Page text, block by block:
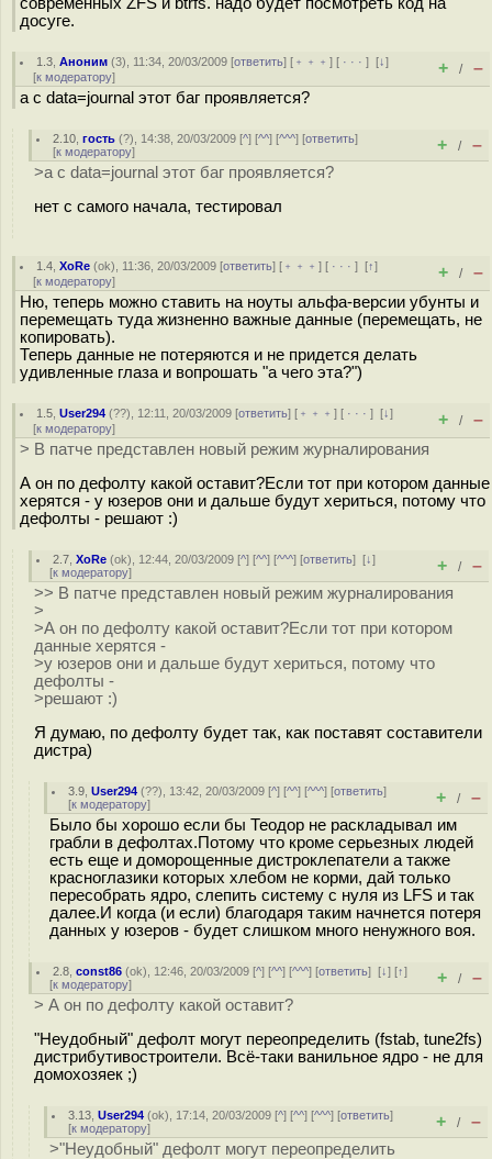
досуге.
1.3 ,Аноним (3), 11:34, 20/03/2009 [ответить] [ ﹢﹢﹢] [ · · ·][↓]
[к модератору] + / –
а с data=journal этот баг проявляется?
2.10 ,гость (?), 14:38, 20/03/2009 [^] [^^] [^^^] [ответить]
[к модератору] + / –
>а с data=journal этот баг проявляется?
нет с самого начала, тестировал
1.4 ,XoRe (ok), 11:36, 20/03/2009 [ответить] [ ﹢﹢﹢] [ · · ·][↑]
[к модератору] + / –
Ню, теперь можно ставить на ноуты альфа-версии убунты и
перемещать туда жизненно важные данные (перемещать, не
копировать).
Теперь данные не потеряются и не придется делать
удивленные глаза и вопрошать "а чего эта?")
1.5 ,User294 (??), 12:11, 20/03/2009 [ответить] [ ﹢﹢﹢] [ · · ·][↓]
[к модератору] + / –
> В патче представлен новый режим журналирования
А он по дефолту какой оставит?Если тот при котором данные
херятся - у юзеров они и дальше будут хериться, потому что
дефолты - решают :)
2.7 ,XoRe (ok), 12:44, 20/03/2009 [^] [^^] [^^^] [ответить][↓]
[к модератору] + / –
>> В патче представлен новый режим журналирования
>
>А он по дефолту какой оставит?Если тот при котором
данные херятся -
>у юзеров они и дальше будут хериться, потому что
дефолты -
>решают :)
Я думаю, по дефолту будет так, как поставят составители
дистра)
3.9 ,User294 (??), 13:42, 20/03/2009 [^] [^^] [^^^] [ответить]
[к модератору] + / –
Было бы хорошо если бы Теодор не раскладывал им
грабли в дефолтах.Потому что кроме серьезных людей
есть еще и доморощенные дистроклепатели а также
красноглазики которых хлебом не корми, дай только
пересобрать ядро, слепить систему с нуля из LFS и так
далее.И когда (и если) благодаря таким начнется потеря
данных у юзеров - будет слишком много ненужного воя.
2.8 ,const86 (ok), 12:46, 20/03/2009 [^] [^^] [^^^] [ответить][↓] [↑]
[к модератору] + / –
> А он по дефолту какой оставит?
"Неудобный" дефолт могут переопределить (fstab, tune2fs)
дистрибутивостроители. Всё-таки ванильное ядро - не для
домохозяек ;)
3.13 ,User294 (ok), 17:14, 20/03/2009 [^] [^^] [^^^] [ответить]
[к модератору] + / –
>"Неудобный" дефолт могут переопределить